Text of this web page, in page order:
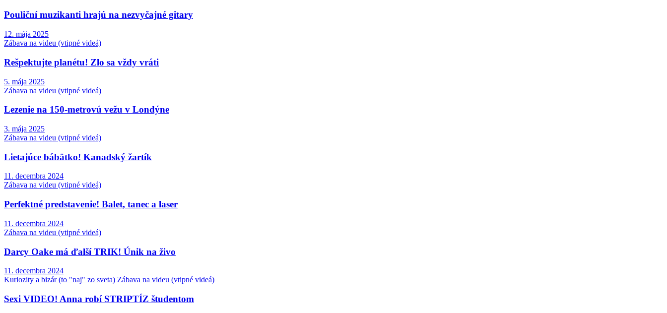
Pouliční muzikanti hrajú na nezvyčajné gitary
12. mája 2025
Zábava na videu (vtipné videá)
Rešpektujte planétu! Zlo sa vždy vráti
5. mája 2025
Zábava na videu (vtipné videá)
Lezenie na 150-metrovú vežu v Londýne
3. mája 2025
Zábava na videu (vtipné videá)
Lietajúce bábätko! Kanadský žartík
11. decembra 2024
Zábava na videu (vtipné videá)
Perfektné predstavenie! Balet, tanec a laser
11. decembra 2024
Zábava na videu (vtipné videá)
Darcy Oake má ďalší TRIK! Únik na živo
11. decembra 2024
Kuriozity a bizár (to "naj" zo sveta) Zábava na videu (vtipné videá)
Sexi VIDEO! Anna robí STRIPTÍZ študentom